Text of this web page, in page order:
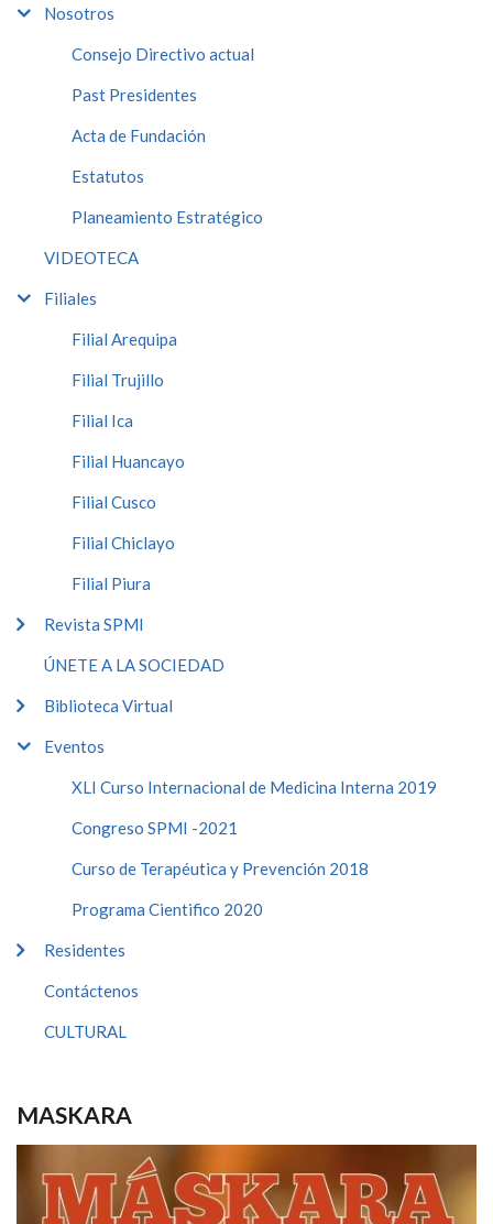
Nosotros
Consejo Directivo actual
Past Presidentes
Acta de Fundación
Estatutos
Planeamiento Estratégico
VIDEOTECA
Filiales
Filial Arequipa
Filial Trujillo
Filial Ica
Filial Huancayo
Filial Cusco
Filial Chiclayo
Filial Piura
Revista SPMI
ÚNETE A LA SOCIEDAD
Biblioteca Virtual
Eventos
XLI Curso Internacional de Medicina Interna 2019
Congreso SPMI -2021
Curso de Terapéutica y Prevención 2018
Programa Cientifico 2020
Residentes
Contáctenos
CULTURAL
MASKARA